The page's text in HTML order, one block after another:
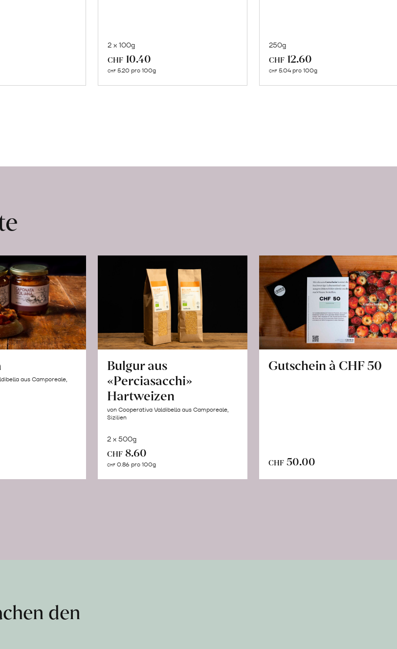
2 x 100g
CHF 10.40
CHF 5.20 pro 100g
250g
CHF 12.60
CHF 5.04 pro 100g
aus Camporeale,
Bulgur aus
«Perciasacchi»
Hartweizen
von Cooperativa Valdibella aus Camporeale,
Sizilien
2 x 500g
CHF 8.60
CHF 0.86 pro 100g
Gutschein à CHF 50
CHF 50.00
Warenkorb
den